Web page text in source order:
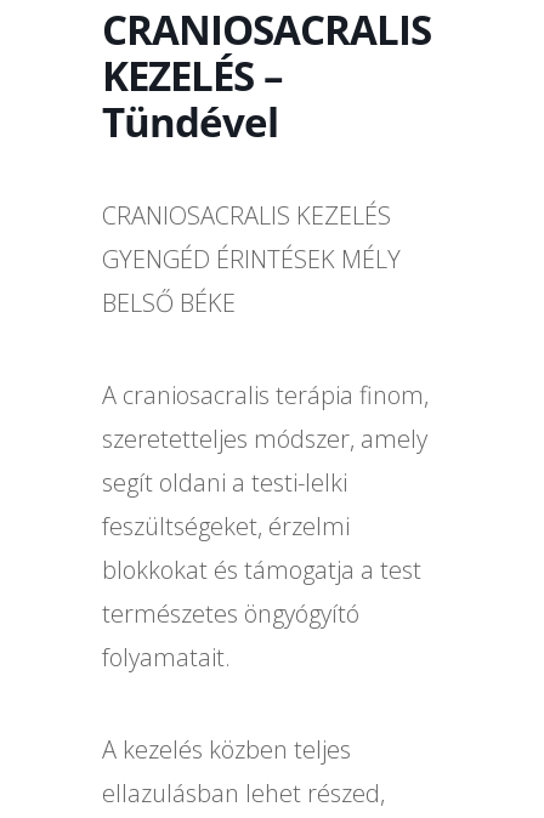
CRANIOSACRALIS
KEZELÉS –
Tündével
CRANIOSACRALIS KEZELÉS
GYENGÉD ÉRINTÉSEK MÉLY
BELSŐ BÉKE
A craniosacralis terápia finom,
szeretetteljes módszer, amely
segít oldani a testi-lelki
feszültségeket, érzelmi
blokkokat és támogatja a test
természetes öngyógyító
folyamatait.
A kezelés közben teljes
ellazulásban lehet részed,